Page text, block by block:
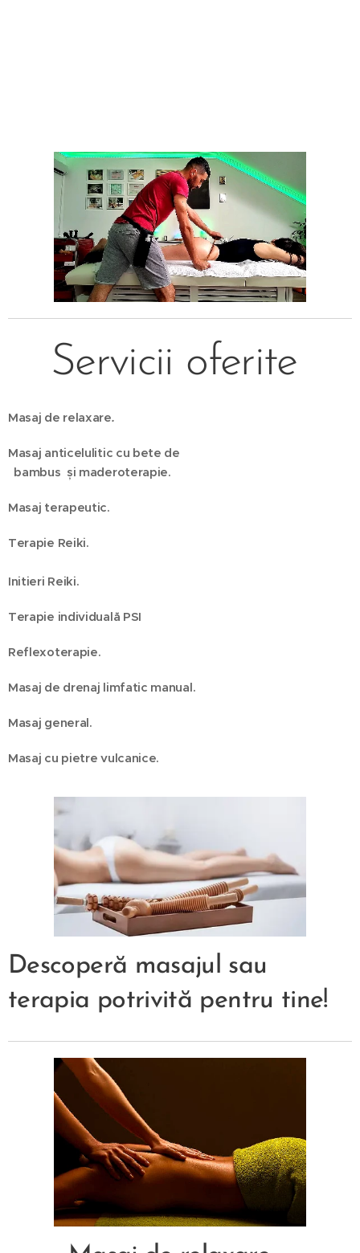
Servicii oferite
Masaj de relaxare.
Masaj anticelulitic cu bete de
bambus și maderoterapie.
Masaj terapeutic.
Terapie Reiki.
Initieri Reiki.
Terapie individuală PSI
Reflexoterapie.
Masaj de drenaj limfatic manual.
Masaj general.
Masaj cu pietre vulcanice.
Descoperă masajul sau
terapia potrivită pentru tine!